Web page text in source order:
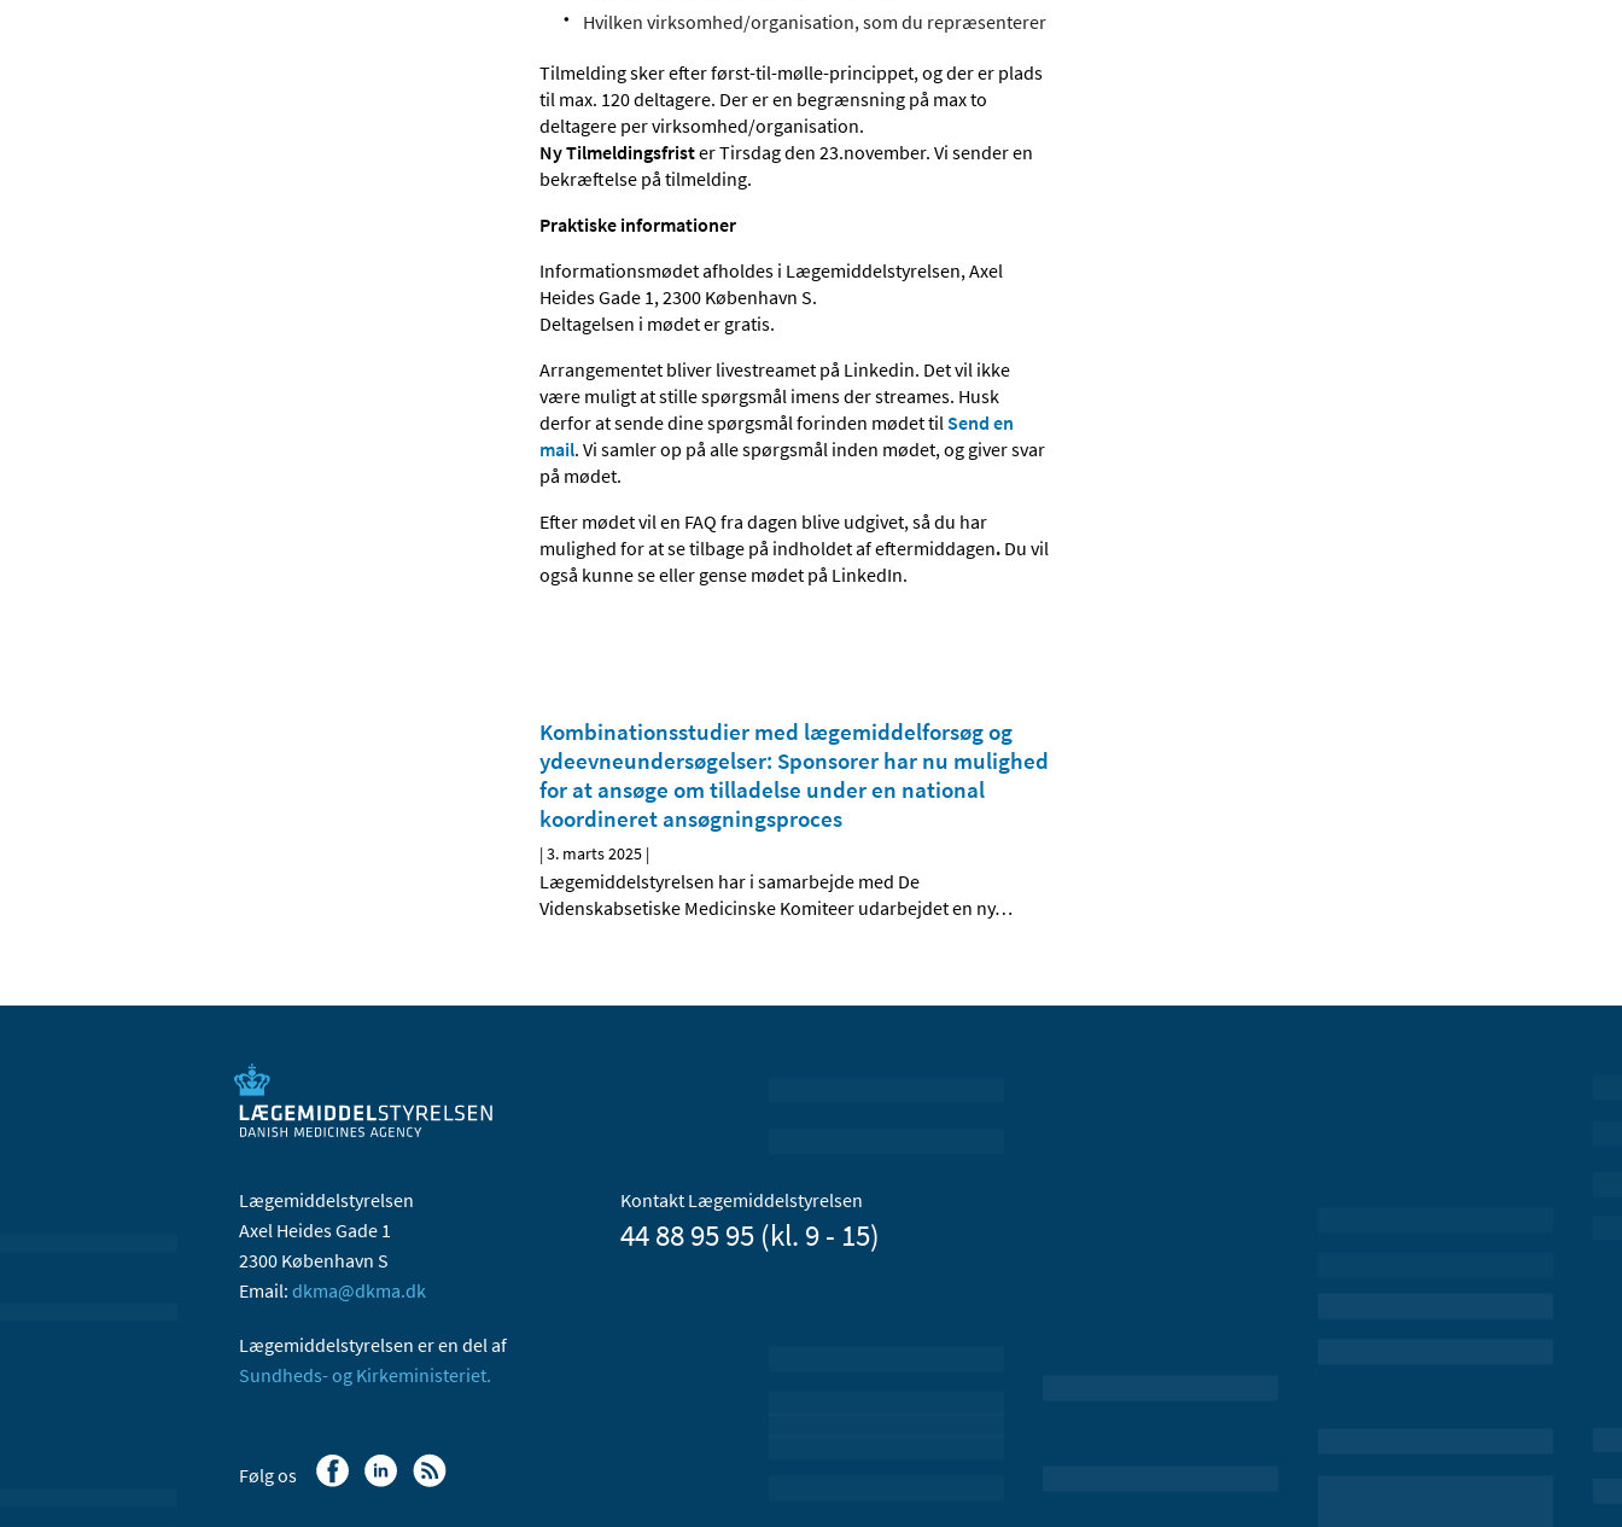
Hvilken virksomhed/organisation, som du repræsenterer
Tilmelding sker efter først-til-mølle-princippet, og der er plads
til max. 120 deltagere. Der er en begrænsning på max to
deltagere per virksomhed/organisation.
Ny Tilmeldingsfrister Tirsdag den 23.november. Vi sender en
bekræftelse på tilmelding.
Praktiske informationer
Informationsmødet afholdes i Lægemiddelstyrelsen, Axel
Heides Gade 1, 2300 København S.
Deltagelsen i mødet er gratis.
Arrangementet bliver livestreamet på Linkedin. Det vil ikke
være muligt at stille spørgsmål imens der streames. Husk
derfor at sende dine spørgsmål forinden mødet tilSend en
mail. Vi samler op på alle spørgsmål inden mødet, og giver svar
på mødet.
Efter mødet vil en FAQ fra dagen blive udgivet, så du har
mulighed for at se tilbage på indholdet af eftermiddagen. Du vil
også kunne se eller gense mødet på LinkedIn.
Kombinationsstudier med lægemiddelforsøg og
ydeevneundersøgelser: Sponsorer har nu mulighed
for at ansøge om tilladelse under en national
koordineret ansøgningsproces
|3. marts 2025 |
Lægemiddelstyrelsen har i samarbejde med De
Videnskabsetiske Medicinske Komiteer udarbejdet en ny…
Lægemiddelstyrelsen
Axel Heides Gade 1
2300 København S
Email: dkma@dkma.dk
Lægemiddelstyrelsen er en del af
Sundheds- og Kirkeministeriet.
Kontakt Lægemiddelstyrelsen
44 88 95 95 (kl. 9 - 15)
Følg os